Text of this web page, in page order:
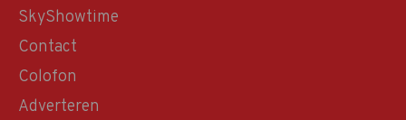
SkyShowtime
Contact
Colofon
Adverteren